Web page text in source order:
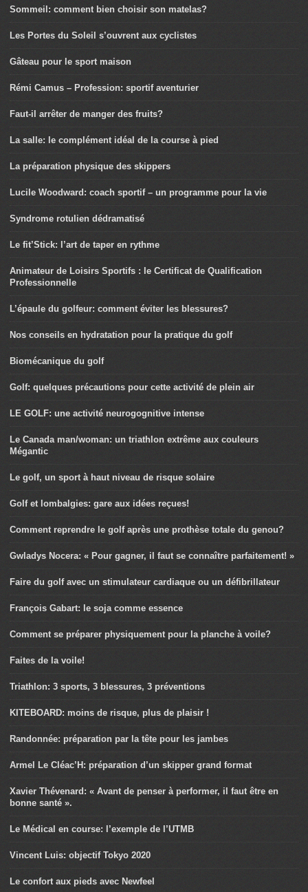
Sommeil: comment bien choisir son matelas?
Les Portes du Soleil s’ouvrent aux cyclistes
Gâteau pour le sport maison
Rémi Camus – Profession: sportif aventurier
Faut-il arrêter de manger des fruits?
La salle: le complément idéal de la course à pied
La préparation physique des skippers
Lucile Woodward: coach sportif – un programme pour la vie
Syndrome rotulien dédramatisé
Le fit’Stick: l’art de taper en rythme
Animateur de Loisirs Sportifs : le Certificat de Qualification
Professionnelle
L’épaule du golfeur: comment éviter les blessures?
Nos conseils en hydratation pour la pratique du golf
Biomécanique du golf
Golf: quelques précautions pour cette activité de plein air
LE GOLF: une activité neurogognitive intense
Le Canada man/woman: un triathlon extrême aux couleurs
Mégantic
Le golf, un sport à haut niveau de risque solaire
Golf et lombalgies: gare aux idées reçues!
Comment reprendre le golf après une prothèse totale du genou?
Gwladys Nocera: « Pour gagner, il faut se connaître parfaitement! »
Faire du golf avec un stimulateur cardiaque ou un défibrillateur
François Gabart: le soja comme essence
Comment se préparer physiquement pour la planche à voile?
Faites de la voile!
Triathlon: 3 sports, 3 blessures, 3 préventions
KITEBOARD: moins de risque, plus de plaisir !
Randonnée: préparation par la tête pour les jambes
Armel Le Cléac’H: préparation d’un skipper grand format
Xavier Thévenard: « Avant de penser à performer, il faut être en
bonne santé ».
Le Médical en course: l’exemple de l’UTMB
Vincent Luis: objectif Tokyo 2020
Le confort aux pieds avec Newfeel